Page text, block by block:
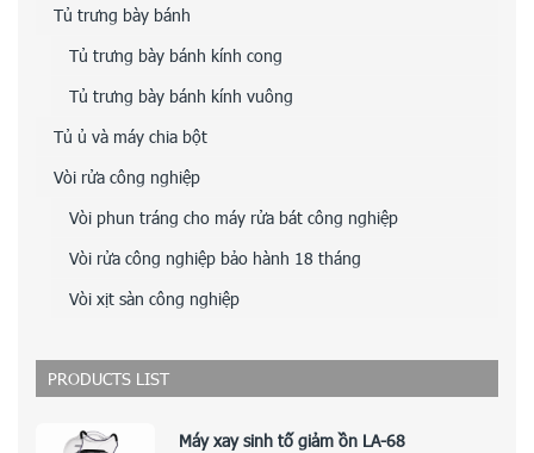
Tủ trưng bày bánh
Tủ trưng bày bánh kính cong
Tủ trưng bày bánh kính vuông
Tủ ủ và máy chia bột
Vòi rửa công nghiệp
Vòi phun tráng cho máy rửa bát công nghiệp
Vòi rửa công nghiệp bảo hành 18 tháng
Vòi xịt sàn công nghiệp
PRODUCTS LIST
Máy xay sinh tố giảm ồn LA-68